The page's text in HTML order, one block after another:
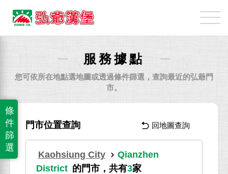
弘
爺
國
業
份
有
限
公
司
服務據點
您可依所在地點選地圖或透過條件篩選，查詢最近的弘爺門
市。
條
件
篩
選
門市位置查詢 回地圖查詢
Kaohsiung City
Qianzhen
District 的門市，共有3家